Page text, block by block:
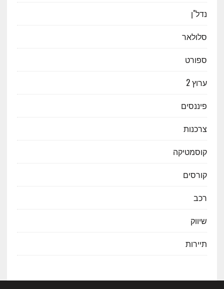
נדל"ן
סלולאר
ספורט
ערוץ 2
פיננסים
צרכנות
קוסמטיקה
קורסים
רכב
שיווק
תיירות